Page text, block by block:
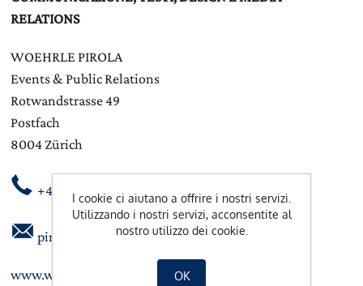
RELATIONS
WOEHRLE PIROLA
Events & Public Relations
Rotwandstrasse 49
Postfach
8004 Zürich
+41 44 245 86 88
pirola@woehrlepirola.ch
www.woehrlepirola.ch
I cookie ci aiutano a offrire i nostri servizi.
Utilizzando i nostri servizi, acconsentite al
nostro utilizzo dei cookie.
OK